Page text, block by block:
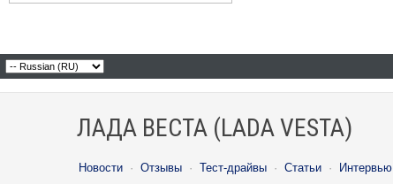
ЛАДА ВЕСТА (LADA VESTA)
Новости · Отзывы · Тест-драйвы · Статьи · Интервью